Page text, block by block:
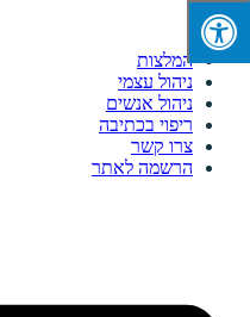
המלצות
ניהול עצמי
ניהול אנשים
ריפוי בכתיבה
צרו קשר
הרשמה לאתר